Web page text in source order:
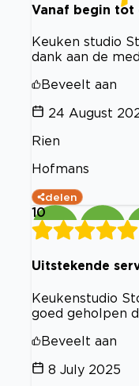
Vanaf begin tot
Keuken studio
dank aan de
Beveelt aan
24 August
Rien
Hofmans
delen
10
Uitstekende
Keukenstudio
goed geholpen
Beveelt aan
8 July 2025